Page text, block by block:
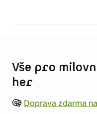
Vše pro
her
Doprava zdarma